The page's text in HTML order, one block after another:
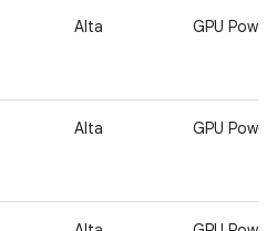
Alta GPU
Alta GPU